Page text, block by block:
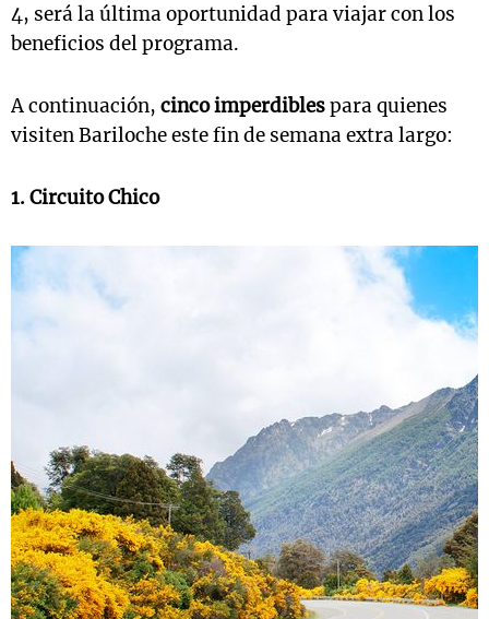
4, será la última oportunidad para viajar con los
beneficios del programa.
A continuación, cinco imperdiblespara quienes
visiten Bariloche este fin de semana extra largo:
1. Circuito Chico